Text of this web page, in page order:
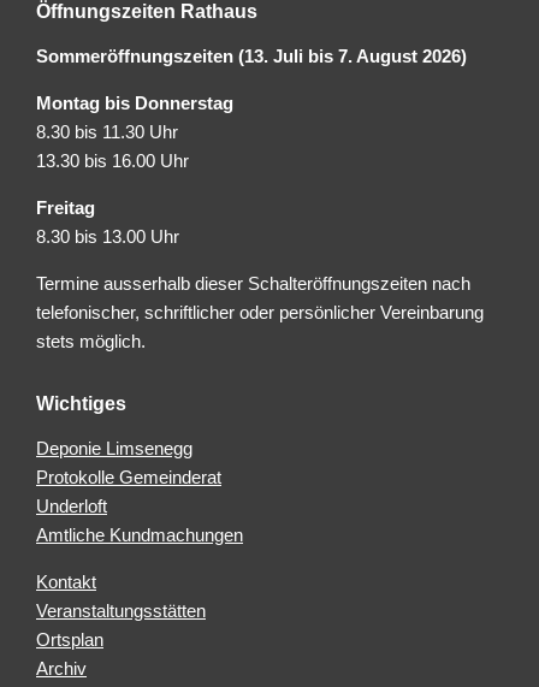
Öffnungszeiten Rathaus
Sommeröffnungszeiten (13. Juli bis 7. August 2026)
Montag bis Donnerstag
8.30 bis 11.30 Uhr
13.30 bis 16.00 Uhr
Freitag
8.30 bis 13.00 Uhr
Termine ausserhalb dieser Schalteröffnungszeiten nach
telefonischer, schriftlicher oder persönlicher Vereinbarung
stets möglich.
Wichtiges
Deponie Limsenegg
Protokolle Gemeinderat
Underloft
Amtliche Kundmachungen
Kontakt
Veranstaltungsstätten
Ortsplan
Archiv